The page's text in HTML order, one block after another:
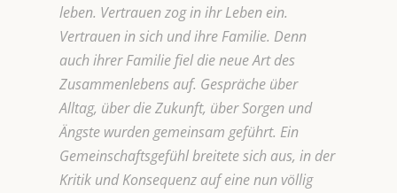
leben. Vertrauen zog in ihr Leben ein.
Vertrauen in sich und ihre Familie. Denn
auch ihrer Familie fiel die neue Art des
Zusammenlebens auf. Gespräche über
Alltag, über die Zukunft, über Sorgen und
Ängste wurden gemeinsam geführt. Ein
Gemeinschaftsgefühl breitete sich aus, in der
Kritik und Konsequenz auf eine nun völlig